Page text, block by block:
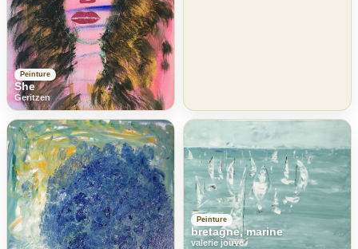
Peinture
She
Geritzen
Peinture
bretagne, marine
valerie jouve